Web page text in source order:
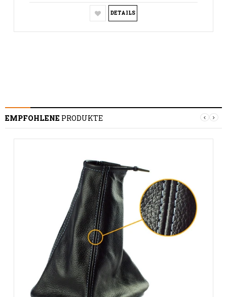
DETAILS
EMPFOHLENE PRODUKTE